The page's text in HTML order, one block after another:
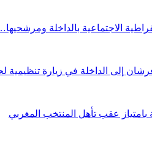
الاجتماعية بالداخلة
إلى الداخلة في زيارة
بامتياز عقب تأهل المنتخب المغربي